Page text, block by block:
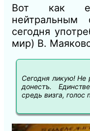
Вот как
нейтральным
сегодня
мир) В.
Сегодня ликую! Не
донестъ.
средь визга,